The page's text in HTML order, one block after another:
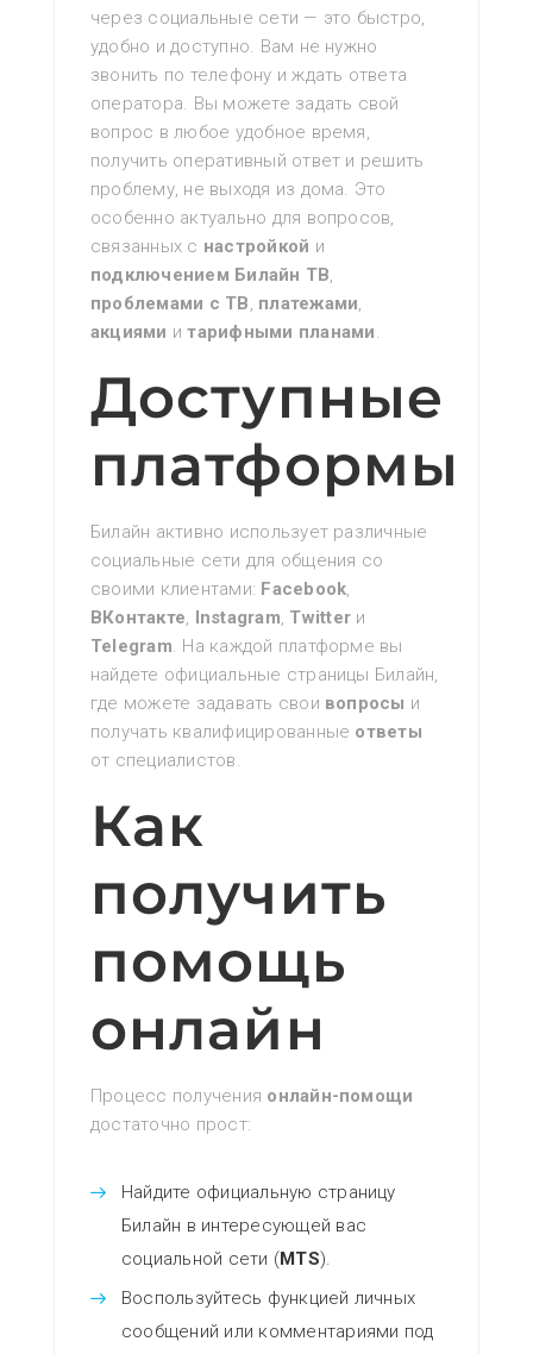
через социальные сети — это быстро‚
удобно и доступно. Вам не нужно
звонить по телефону и ждать ответа
оператора. Вы можете задать свой
вопрос в любое удобное время‚
получить оперативный ответ и решить
проблему‚ не выходя из дома. Это
особенно актуально для вопросов‚
связанных с настройкой и
подключением Билайн ТВ‚
проблемами с ТВ‚ платежами‚
акциями итарифными планами.
Доступные
платформы
Билайн активно использует различные
социальные сети для общения со
своими клиентами: Facebook‚
ВКонтакте‚ Instagram‚ Twitter и
Telegram. На каждой платформе вы
найдете официальные страницы Билайн‚
где можете задавать свои вопросы и
получать квалифицированные ответы
от специалистов.
Как
получить
помощь
онлайн
Процесс получения онлайн-помощи
достаточно прост:
Найдите официальную страницу
Билайн в интересующей вас
социальной сети ( MTS).
Воспользуйтесь функцией личных
сообщений или комментариями под